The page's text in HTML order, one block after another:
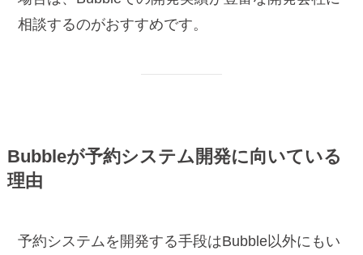
相談するのがおすすめです。
Bubbleが予約システム開発に向いている
理由
予約システムを開発する手段はBubble以外にもい